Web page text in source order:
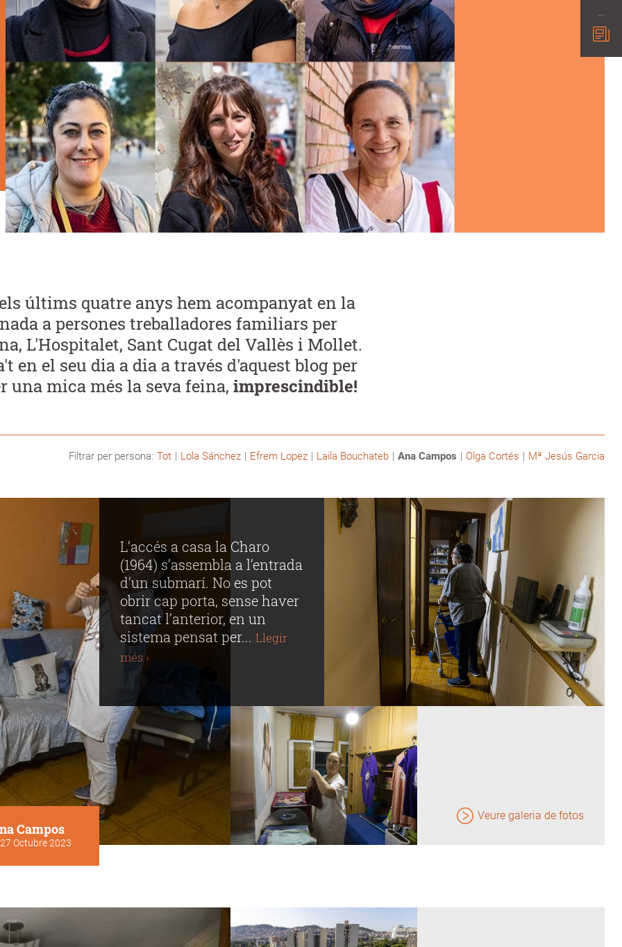
últims quatre anys hem acompanyat en la
a persones treballadores familiars per
L'Hospitalet, Sant Cugat del Vallès i Mollet.
en el seu dia a dia a través d'aquest blog per
una mica més la seva feina, imprescindible!
Filtrar per persona: Tot Lola Sánchez Efrem Lopez Laila Bouchateb Ana Campos Olga Cortés Mª Jesús Garcia
Campos
27 Octubre 2023
L’accés a casa la Charo
(1964) s’assembla a l’entrada
d’un submarí. No es pot
obrir cap porta, sense haver
tancat l’anterior, en un
sistema pensat per...Llegir
més ›
Veure galeria de fotos